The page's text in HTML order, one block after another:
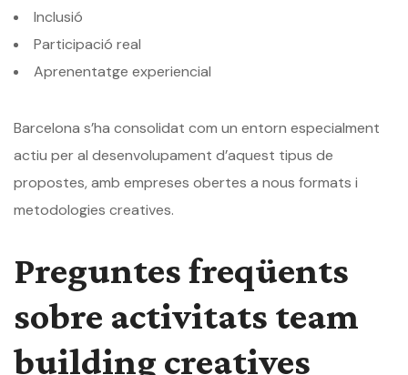
Inclusió
Participació real
Aprenentatge experiencial
Barcelona s’ha consolidat com un entorn especialment
actiu per al desenvolupament d’aquest tipus de
propostes, amb empreses obertes a nous formats i
metodologies creatives.
Preguntes freqüents
sobre activitats team
building creatives